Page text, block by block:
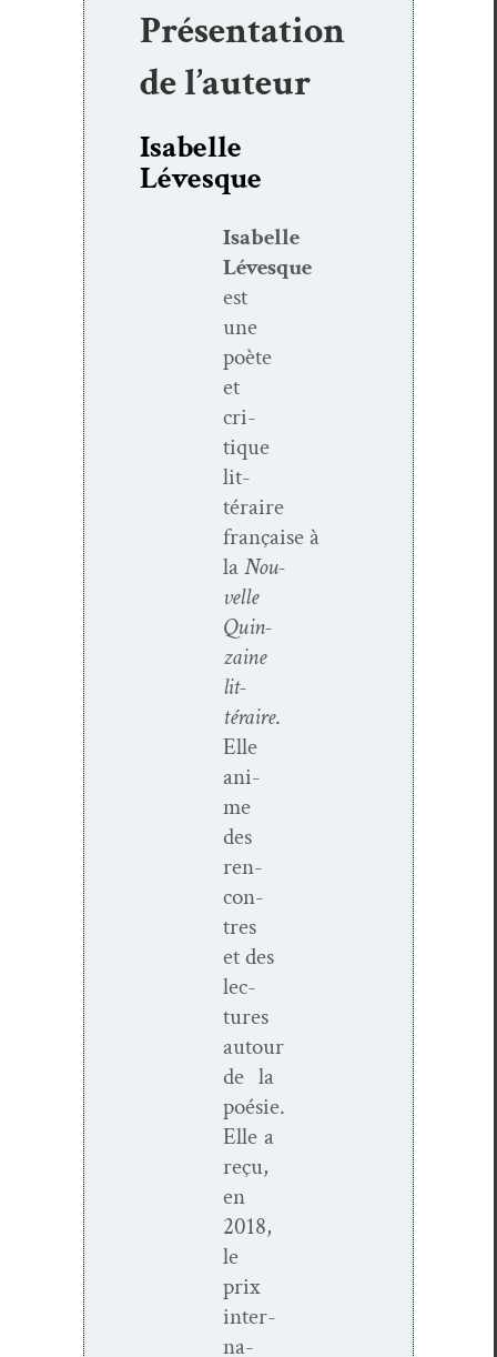
Présentation
de l’auteur
Isabelle
Lévesque
Isabelle
Lévesque
est
une
poète
et
cri­
tique
lit­
téraire
française à
laNou­
velle
Quin­
zaine
lit­
téraire.
Elle
ani­
me
des
ren­
con­
tres
et des
lec­
tures
autour
de la
poésie.
Elle a
reçu,
en
2018,
le
prix
inter­
na­